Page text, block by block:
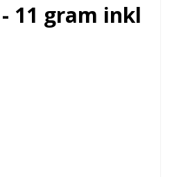
11 gram inkl